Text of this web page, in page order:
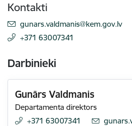
Kontakti
E-pasts:
gunars.valdmanis@kem.gov.lv
+371 63007341
Darbinieki
Gunārs Valdmanis
Departamenta direktors
+371 63007341
E-pasts: